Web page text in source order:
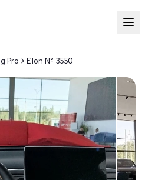
Pro E'lon № 3550